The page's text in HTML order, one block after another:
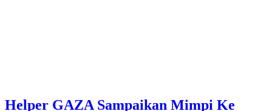
Helper GAZA Sampaikan Mimpi Ke